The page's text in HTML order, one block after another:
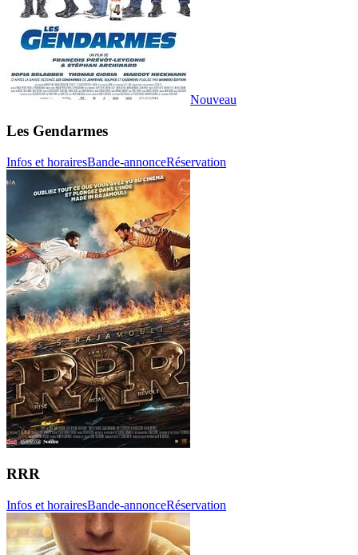
Nouveau
Les Gendarmes
Infos et horairesBande-annonceRéservation
RRR
Infos et horairesBande-annonceRéservation